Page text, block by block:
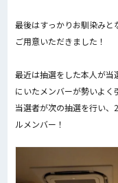
最後はすっかりお馴染みと
ご用意いただきました！
最近は抽選をした本人が当
にいたメンバーが勢いよく
当選者が次の抽選を行い
ルメンバー！